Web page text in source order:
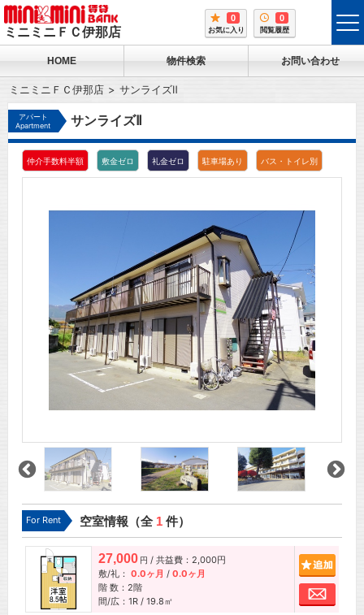
ミニミニＦＣ伊那店
0
お気に入り
0
閲覧履歴
HOME 物件検索 お問い合わせ
ミニミニＦＣ伊那店 サンライズⅡ
アパート
Apartment
サンライズⅡ
仲介手数料半額 敷金ゼロ 礼金ゼロ 駐車場あり バス・トイレ別
For Rent 空室情報（全 1件）
27,000 円 / 共益費：2,000円
敷/礼： 0.0ヶ月 / 0.0ヶ月
階 数：2階
間/広：1R / 19.8㎡
お問